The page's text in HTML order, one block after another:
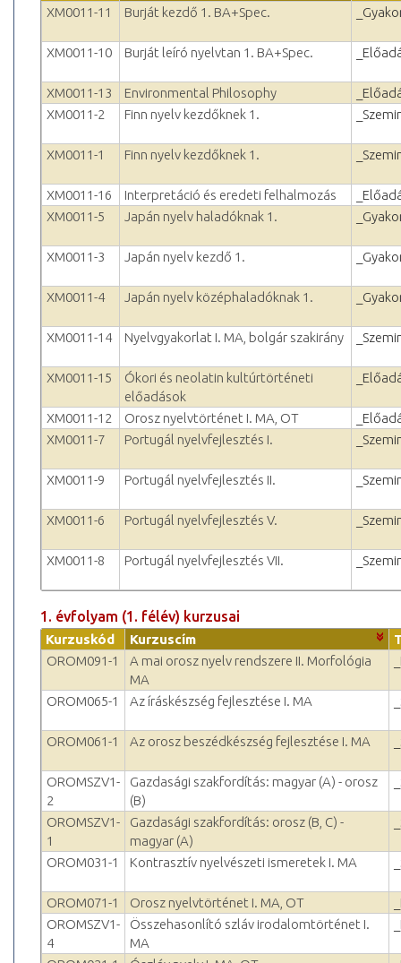
XM0011-11
Burját kezdő 1. BA+Spec.
XM0011-10 Burját leíró nyelvtan 1. BA+Spec.
XM0011-13 Environmental Philosophy
XM0011-2
Finn nyelv kezdőknek 1.
XM0011-1 Finn nyelv kezdőknek 1.
XM0011-16 Interpretáció és eredeti felhalmozás
XM0011-5
Japán nyelv haladóknak 1.
XM0011-3 Japán nyelv kezdő 1.
XM0011-4 Japán nyelv középhaladóknak 1.
XM0011-14 Nyelvgyakorlat I. MA, bolgár szakirány
XM0011-15
Ókori és neolatin kultúrtörténeti
előadások
XM0011-12 Orosz nyelvtörténet I. MA, OT
XM0011-7
Portugál nyelvfejlesztés I.
XM0011-9 Portugál nyelvfejlesztés II.
XM0011-6 Portugál nyelvfejlesztés V.
XM0011-8 Portugál nyelvfejlesztés VII.
1. évfolyam (1. félév) kurzusai
Kurzuskód Kurzuscím
OROM091-1
A mai orosz nyelv rendszere II. Morfológia
MA
OROM065-1 Az íráskészség fejlesztése I. MA
OROM061-1 Az orosz beszédkészség fejlesztése I. MA
OROMSZV1-
2
Gazdasági szakfordítás: magyar (A) - orosz
(B)
OROMSZV1-
1
Gazdasági szakfordítás: orosz (B, C) -
magyar (A)
OROM031-1 Kontrasztív nyelvészeti ismeretek I. MA
OROM071-1 Orosz nyelvtörténet I. MA, OT
OROMSZV1-
4
Összehasonlító szláv irodalomtörténet I.
MA